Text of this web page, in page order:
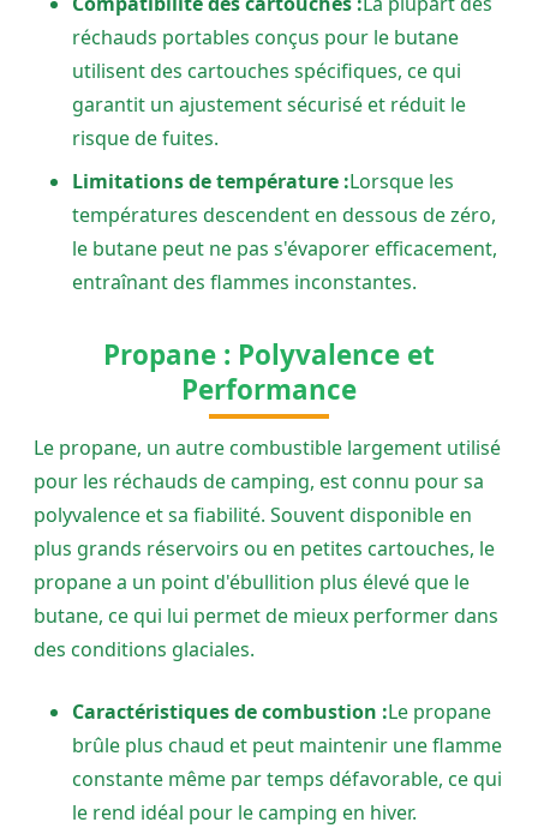
réchauds portables conçus pour le butane
utilisent des cartouches spécifiques, ce qui
garantit un ajustement sécurisé et réduit le
risque de fuites.
Limitations de température :Lorsque les
températures descendent en dessous de zéro,
le butane peut ne pas s'évaporer efficacement,
entraînant des flammes inconstantes.
Propane : Polyvalence et
Performance
Le propane, un autre combustible largement utilisé
pour les réchauds de camping, est connu pour sa
polyvalence et sa fiabilité. Souvent disponible en
plus grands réservoirs ou en petites cartouches, le
propane a un point d'ébullition plus élevé que le
butane, ce qui lui permet de mieux performer dans
des conditions glaciales.
Caractéristiques de combustion :Le propane
brûle plus chaud et peut maintenir une flamme
constante même par temps défavorable, ce qui
le rend idéal pour le camping en hiver.